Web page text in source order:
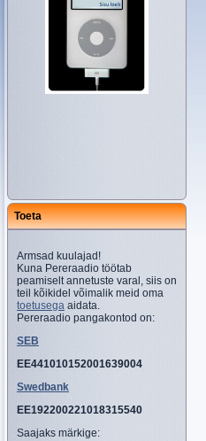
Toeta
Armsad kuulajad!
Kuna Pereraadio töötab
peamiselt annetuste varal, siis on
teil kõikidel võimalik meid oma
toetusega aidata.
Pereraadio pangakontod on:
SEB
EE441010152001639004
Swedbank
EE192200221018315540
Saajaks märkige: